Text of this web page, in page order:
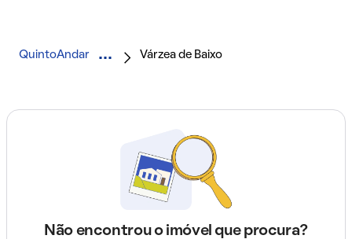
QuintoAndar Várzea de Baixo
Não encontrou o imóvel que procura?